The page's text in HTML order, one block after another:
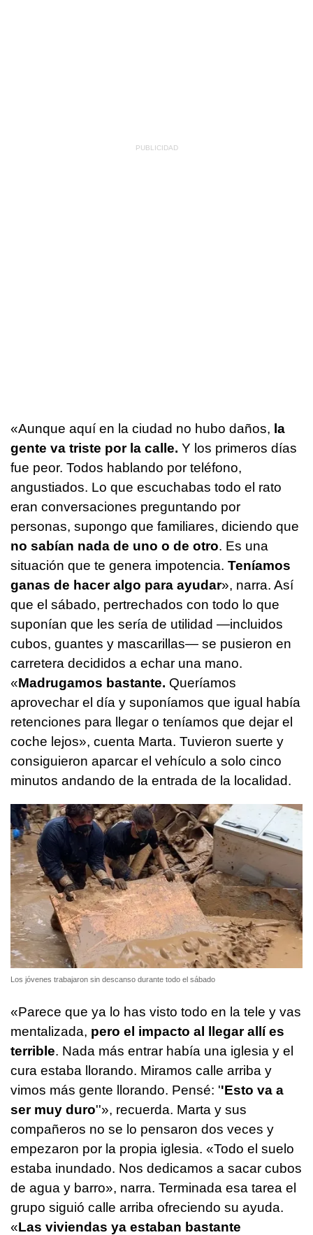
«Aunque aquí en la ciudad no hubo daños, la
gente va triste por la calle. Y los primeros días
fue peor. Todos hablando por teléfono,
angustiados. Lo que escuchabas todo el rato
eran conversaciones preguntando por
personas, supongo que familiares, diciendo que
no sabían nada de uno o de otro. Es una
situación que te genera impotencia. Teníamos
ganas de hacer algo para ayudar», narra. Así
que el sábado, pertrechados con todo lo que
suponían que les sería de utilidad —incluidos
cubos, guantes y mascarillas— se pusieron en
carretera decididos a echar una mano.
«Madrugamos bastante. Queríamos
aprovechar el día y suponíamos que igual había
retenciones para llegar o teníamos que dejar el
coche lejos», cuenta Marta. Tuvieron suerte y
consiguieron aparcar el vehículo a solo cinco
minutos andando de la entrada de la localidad.
Los jóvenes trabajaron sin descanso durante todo el sábado
«Parece que ya lo has visto todo en la tele y vas
mentalizada, pero el impacto al llegar allí es
terrible. Nada más entrar había una iglesia y el
cura estaba llorando. Miramos calle arriba y
vimos más gente llorando. Pensé: ''Esto va a
ser muy duro''», recuerda. Marta y sus
compañeros no se lo pensaron dos veces y
empezaron por la propia iglesia. «Todo el suelo
estaba inundado. Nos dedicamos a sacar cubos
de agua y barro», narra. Terminada esa tarea el
grupo siguió calle arriba ofreciendo su ayuda.
«Las viviendas ya estaban bastante